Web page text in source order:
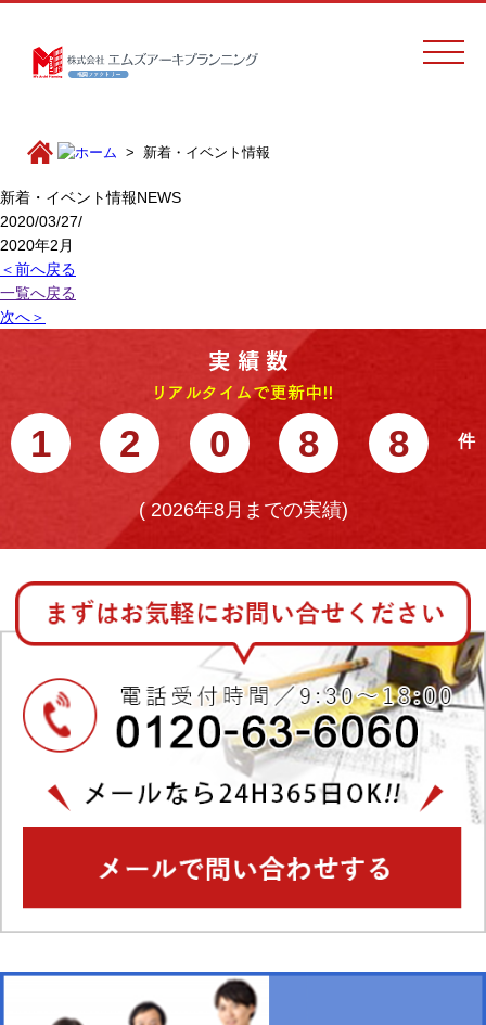
新着・イベント情報
新着・イベント情報NEWS
2020/03/27/
2020年2月
＜前へ戻る
一覧へ戻る
次へ＞
1 2 0 8 8
(2026年8月までの実績)